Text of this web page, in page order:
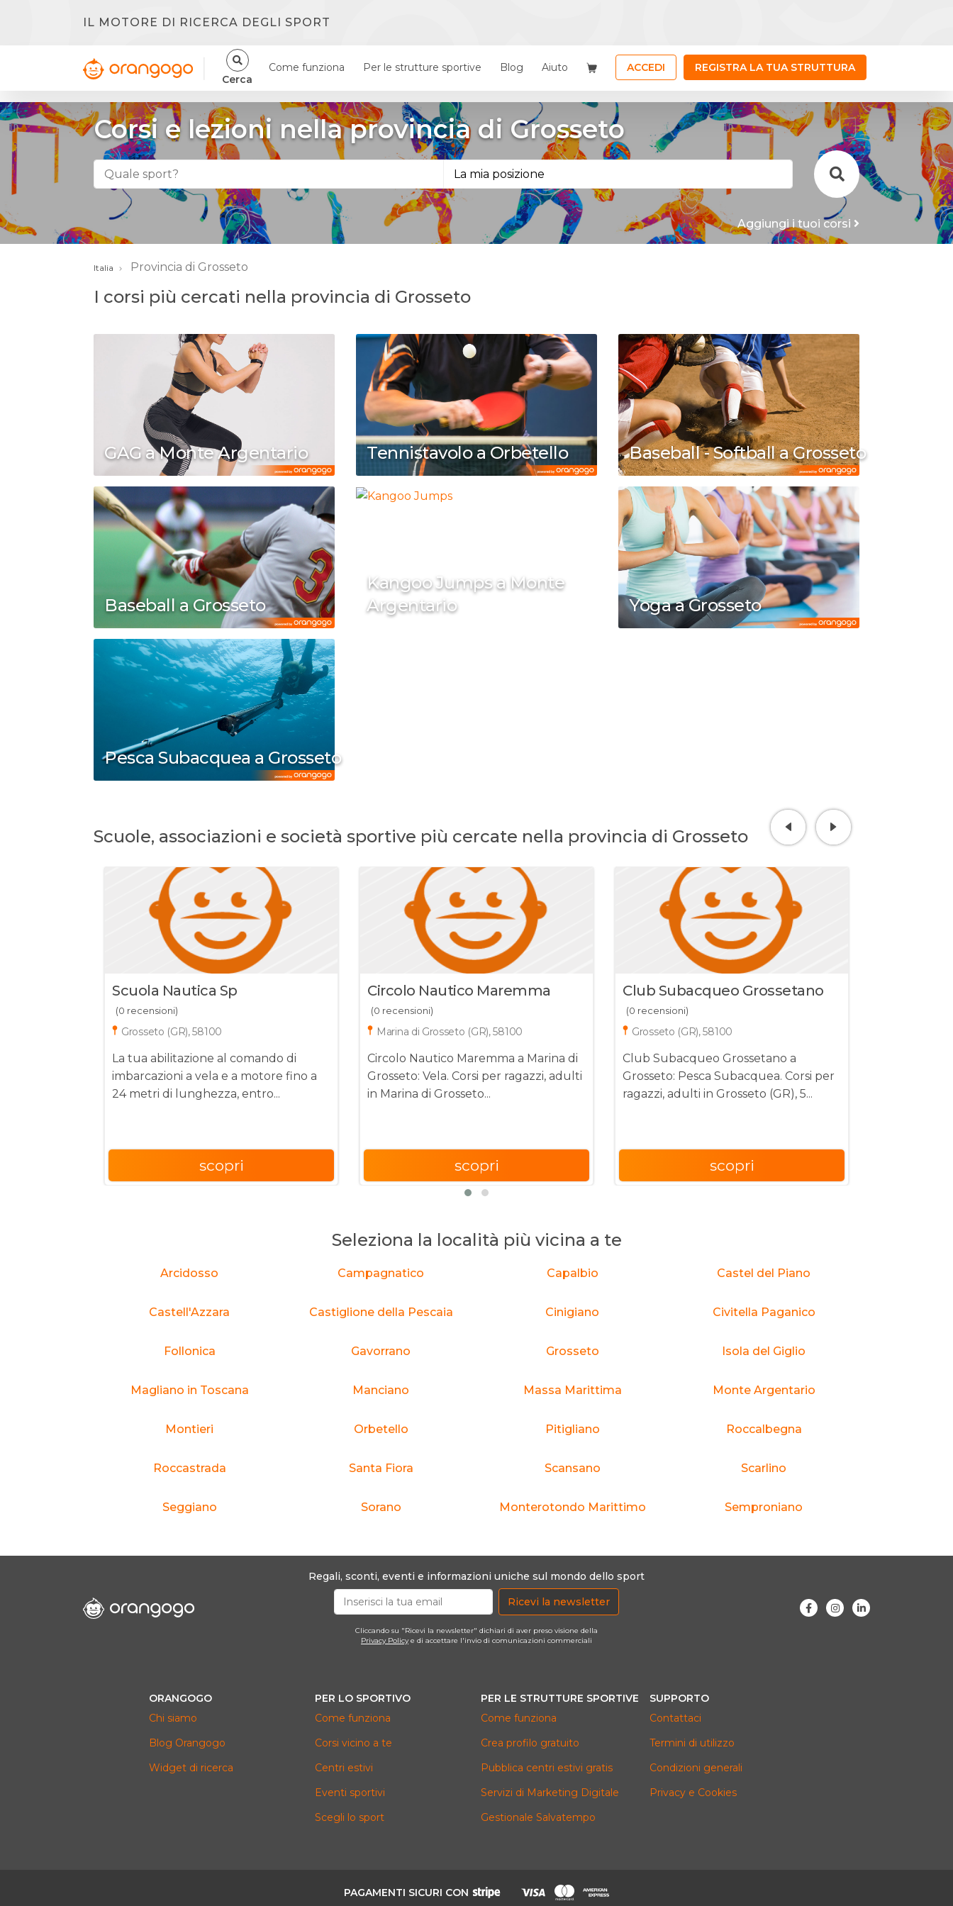
IL MOTORE DI RICERCA DEGLI SPORT
Cerca
Come funziona Per le strutture sportive Blog Aiuto ACCEDI REGISTRA LA TUA STRUTTURA
Corsi e lezioni nella provincia di Grosseto
Aggiungi i tuoi corsi
Italia Provincia di Grosseto
I corsi più cercati nella provincia di Grosseto
GAG a Monte Argentario Tennistavolo a Orbetello Baseball - Softball a Grosseto
Baseball a Grosseto
Kangoo Jumps a Monte
Argentario
Yoga a Grosseto
Pesca Subacquea a Grosseto
Scuole, associazioni e società sportive più cercate nella provincia di Grosseto
Scuola Nautica Sp
(0 recensioni)
Grosseto (GR), 58100
La tua abilitazione al comando di
imbarcazioni a vela e a motore fino a
24 metri di lunghezza, entro...
scopri
Circolo Nautico Maremma
(0 recensioni)
Marina di Grosseto (GR), 58100
Circolo Nautico Maremma a Marina di
Grosseto: Vela. Corsi per ragazzi, adulti
in Marina di Grosseto...
scopri
Club Subacqueo Grossetano
(0 recensioni)
Grosseto (GR), 58100
Club Subacqueo Grossetano a
Grosseto: Pesca Subacquea. Corsi per
ragazzi, adulti in Grosseto (GR), 5...
scopri
Seleziona la località più vicina a te
Arcidosso Campagnatico Capalbio Castel del Piano
Castell'Azzara Castiglione della Pescaia Cinigiano Civitella Paganico
Follonica Gavorrano Grosseto Isola del Giglio
Magliano in Toscana Manciano Massa Marittima Monte Argentario
Montieri Orbetello Pitigliano Roccalbegna
Roccastrada Santa Fiora Scansano Scarlino
Seggiano Sorano Monterotondo Marittimo Semproniano
Regali, sconti, eventi e informazioni uniche sul mondo dello sport
Ricevi la newsletter
Cliccando su "Ricevi la newsletter" dichiari di aver preso visione della
Privacy Policye di accettare l'invio di comunicazioni commerciali
ORANGOGO
Chi siamo
Blog Orangogo
Widget di ricerca
PER LO SPORTIVO
Come funziona
Corsi vicino a te
Centri estivi
Eventi sportivi
Scegli lo sport
PER LE STRUTTURE SPORTIVE
Come funziona
Crea profilo gratuito
Pubblica centri estivi gratis
Servizi di Marketing Digitale
Gestionale Salvatempo
SUPPORTO
Contattaci
Termini di utilizzo
Condizioni generali
Privacy e Cookies
PAGAMENTI SICURI CON